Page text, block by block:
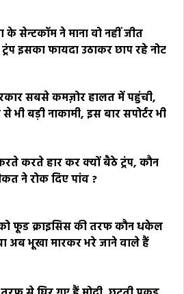
के सेन्टकॉम ने माना वो नहीं जीत
इसका फायदा उठाकर छाप रहे नोट
सबसे कमज़ोर हालत में पहुंची,
भी बड़ी नाकामी, इस बार सपोर्टर भी
करते हार कर क्यों बैठे ट्रंप, कौन
ने रोक दिए पांव ?
फूड क्राइसिस की तरफ कौन धकेल
अब भूखा मारकर भरे जाने वाले हैं